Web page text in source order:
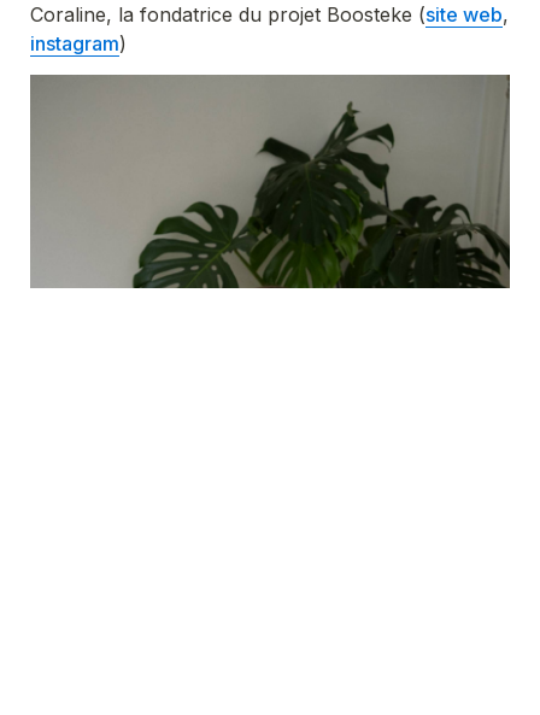
Coraline, la fondatrice du projet Boosteke (site web
instagram)